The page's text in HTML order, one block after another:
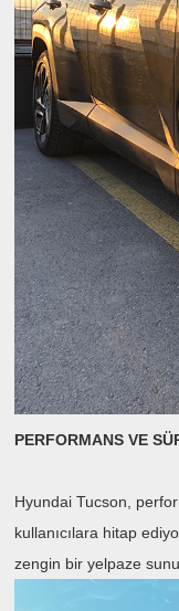
PERFORMANS VE
Hyundai Tucson,
kullanıcılara hitap
zengin bir yelpaze